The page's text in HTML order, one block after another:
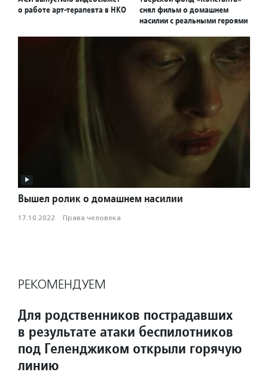
о работе арт-терапевта в НКО
снял фильм о домашнем
насилии с реальными героями
Вышел ролик о домашнем насилии
17.10.2022 · Права человека
РЕКОМЕНДУЕМ
Для родственников пострадавших
в результате атаки беспилотников
под Геленджиком открыли горячую
линию